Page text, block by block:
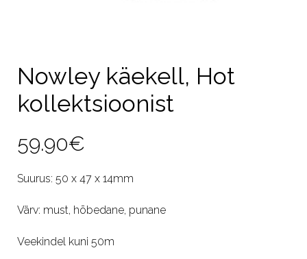
Nowley käekell, Hot
kollektsioonist
59.90€
Suurus: 50 x 47 x 14mm
Värv: must, hõbedane, punane
Veekindel kuni 50m